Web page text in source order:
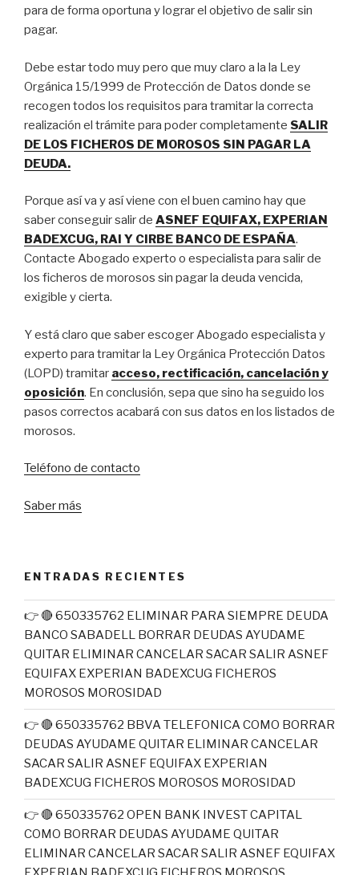
para de forma oportuna y lograr el objetivo de salir sin
pagar.
Debe estar todo muy pero que muy claro a la la Ley
Orgánica 15/1999 de Protección de Datos donde se
recogen todos los requisitos para tramitar la correcta
realización el trámite para poder completamente SALIR
DE LOS FICHEROS DE MOROSOS SIN PAGAR LA
DEUDA.
Porque así va y así viene con el buen camino hay que
saber conseguir salir de ASNEF EQUIFAX, EXPERIAN
BADEXCUG, RAI Y CIRBE BANCO DE ESPAÑA.
Contacte Abogado experto o especialista para salir de
los ficheros de morosos sin pagar la deuda vencida,
exigible y cierta.
Y está claro que saber escoger Abogado especialista y
experto para tramitar la Ley Orgánica Protección Datos
(LOPD) tramitar acceso, rectificación, cancelación y
oposición. En conclusión, sepa que sino ha seguido los
pasos correctos acabará con sus datos en los listados de
morosos.
Teléfono de contacto
Saber más
ENTRADAS RECIENTES
👉 🔴 650335762 ELIMINAR PARA SIEMPRE DEUDA
BANCO SABADELL BORRAR DEUDAS AYUDAME
QUITAR ELIMINAR CANCELAR SACAR SALIR ASNEF
EQUIFAX EXPERIAN BADEXCUG FICHEROS
MOROSOS MOROSIDAD
👉 🔴 650335762 BBVA TELEFONICA COMO BORRAR
DEUDAS AYUDAME QUITAR ELIMINAR CANCELAR
SACAR SALIR ASNEF EQUIFAX EXPERIAN
BADEXCUG FICHEROS MOROSOS MOROSIDAD
👉 🔴 650335762 OPEN BANK INVEST CAPITAL
COMO BORRAR DEUDAS AYUDAME QUITAR
ELIMINAR CANCELAR SACAR SALIR ASNEF EQUIFAX